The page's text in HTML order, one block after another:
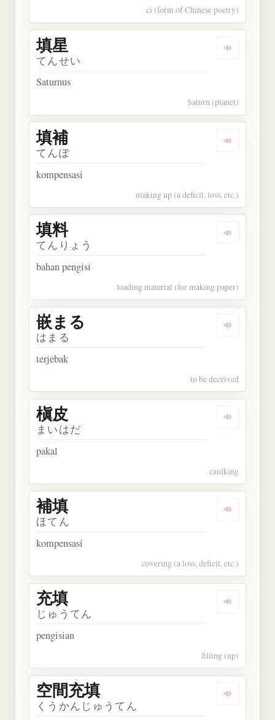
ci (form of Chinese poetry)
Dengarkan
填星
てんせい
Saturnus
Saturn (planet)
Dengarkan
填補
てんぽ
kompensasi
making up (a deficit, loss, etc.)
Dengarkan
填料
てんりょう
bahan pengisi
loading material (for making paper)
Dengarkan
嵌まる
はまる
terjebak
to be deceived
Dengarkan
槇皮
まいはだ
pakal
caulking
Dengarkan
補填
ほてん
kompensasi
covering (a loss, deficit, etc.)
Dengarkan
充填
じゅうてん
pengisian
filling (up)
Dengarkan
空間充填
くうかんじゅうてん